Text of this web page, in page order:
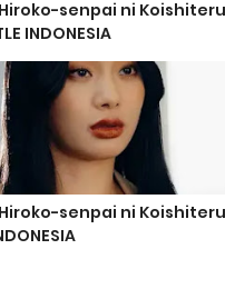
senpai ni
INDONESIA
senpai ni